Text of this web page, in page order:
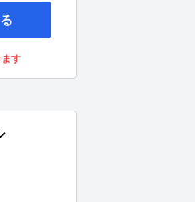
す